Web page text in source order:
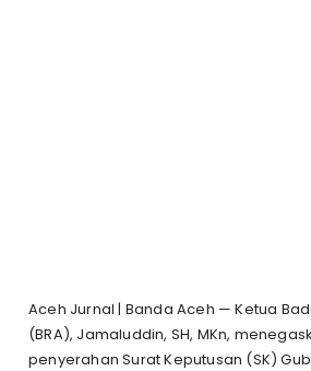
Aceh Jurnal | Banda Aceh — Ketua
(BRA), Jamaluddin, SH, MKn,
penyerahan Surat Keputusan (SK)